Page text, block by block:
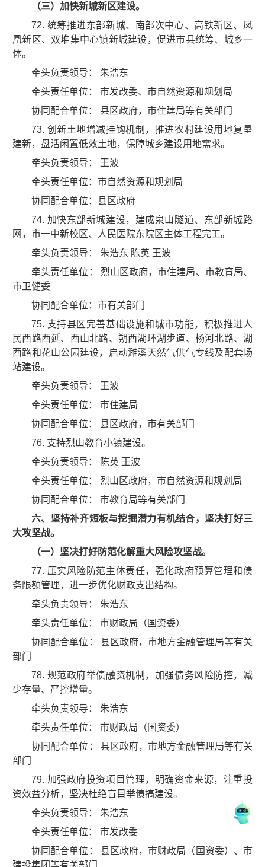
（三）加快新城新区建设。
72. 统筹推进东部新城、南部次中心、高铁新区、凤
凰新区、双堆集中心镇新城建设，促进市县统筹、城乡一
体。
牵头负责领导： 朱浩东
牵头责任单位： 市发改委、市自然资源和规划局
协同配合单位： 县区政府，市住建局等有关部门
73. 创新土地增减挂钩机制，推进农村建设用地复垦
建新，盘活闲置低效土地，保障城乡建设用地需求。
牵头负责领导： 王波
牵头责任单位：市自然资源和规划局
协同配合单位：县区政府
74. 加快东部新城建设，建成泉山隧道、东部新城路
网，市一中新校区、人民医院东院区主体工程完工。
牵头负责领导： 朱浩东 陈英 王波
牵头责任单位： 烈山区政府，市住建局、市教育局、
市卫健委
协同配合单位：市有关部门
75. 支持县区完善基础设施和城市功能，积极推进人
民西路西延、西山北路、朔西湖环湖步道、杨河北路、湖
西路和花山公园建设，启动濉溪天然气供气专线及配套场
站建设。
牵头负责领导： 王波
牵头责任单位： 市住建局
协同配合单位： 县区政府，市有关部门
76. 支持烈山教育小镇建设。
牵头负责领导： 陈英 王波
牵头责任单位： 烈山区政府，市自然资源和规划局
协同配合单位： 市教育局等有关部门
六、坚持补齐短板与挖掘潜力有机结合，坚决打好三
大攻坚战。
（一）坚决打好防范化解重大风险攻坚战。
77. 压实风险防范主体责任，强化政府预算管理和债
务限额管理，进一步优化财政支出结构。
牵头负责领导： 朱浩东
牵头责任单位： 市财政局（国资委）
协同配合单位： 县区政府，市地方金融管理局等有关
部门
78. 规范政府举债融资机制，加强债务风险防控，减
少存量、严控增量。
牵头负责领导： 朱浩东
牵头责任单位： 市财政局（国资委）
协同配合单位： 县区政府，市地方金融管理局等有关
部门
79. 加强政府投资项目管理，明确资金来源，注重投
资效益分析，坚决杜绝盲目举债搞建设。
牵头负责领导： 朱浩东
牵头责任单位： 市发改委
协同配合单位： 县区政府，市财政局（国资委）、市
建投集团等有关部门